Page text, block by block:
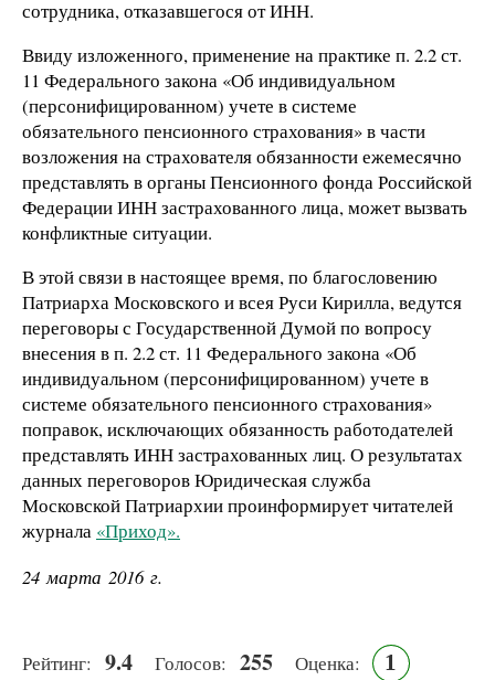
сотрудника, отказавшегося от ИНН.
Ввиду изложенного, применение на практике п. 2.2 ст.
11 Федерального закона «Об индивидуальном
(персонифицированном) учете в системе
обязательного пенсионного страхования» в части
возложения на страхователя обязанности ежемесячно
представлять в органы Пенсионного фонда Российской
Федерации ИНН застрахованного лица, может вызвать
конфликтные ситуации.
В этой связи в настоящее время, по благословению
Патриарха Московского и всея Руси Кирилла, ведутся
переговоры с Государственной Думой по вопросу
внесения в п. 2.2 ст. 11 Федерального закона «Об
индивидуальном (персонифицированном) учете в
системе обязательного пенсионного страхования»
поправок, исключающих обязанность работодателей
представлять ИНН застрахованных лиц. О результатах
данных переговоров Юридическая служба
Московской Патриархии проинформирует читателей
журнала «Приход».
24 марта 2016 г.
Рейтинг: 9.4 Голосов: 255 Оценка: 1